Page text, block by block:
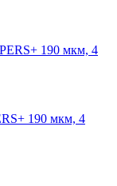
190 мкм, 4